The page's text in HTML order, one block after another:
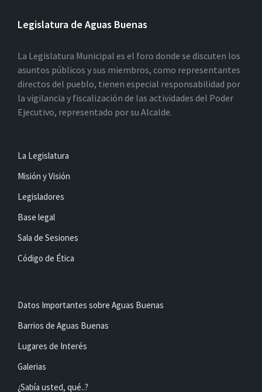
Legislatura de Aguas Buenas
La Legislatura Municipal es el foro donde se discuten los
asuntos públicos y sus miembros, como representantes
directos del pueblo, tienen especial responsabilidad por
la vigilancia y fiscalización de las actividades del Poder
Ejecutivo, representado por su Alcalde.
La Legislatura
Misión y Visión
Legisladores
Base legal
Sala de Sesiones
Código de Ética
Datos Importantes sobre Aguas Buenas
Barrios de Aguas Buenas
Lugares de Interés
Galerias
¿Sabía usted, qué..?